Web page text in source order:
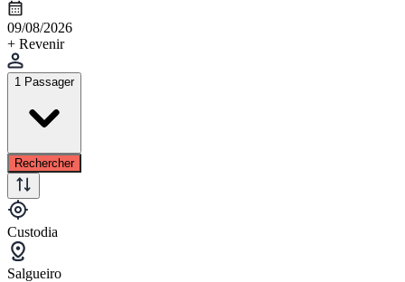
09/08/2026
+ Revenir
1 Passager
Rechercher
Custodia
Salgueiro